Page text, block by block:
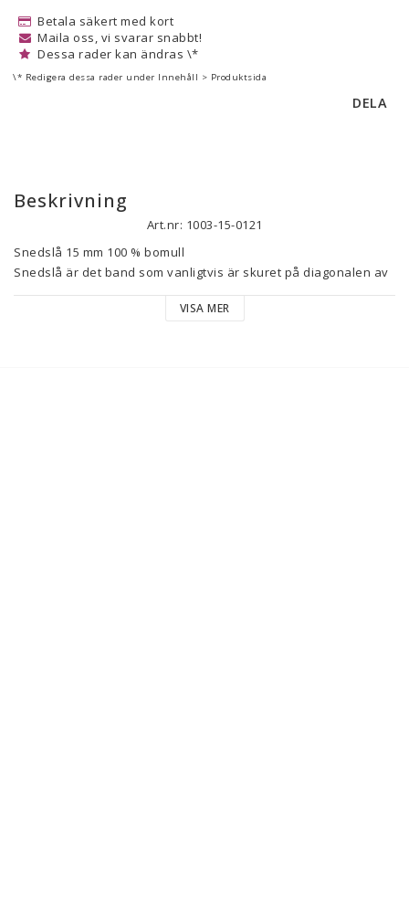
Betala säkert med kort
Maila oss, vi svarar snabbt!
Dessa rader kan ändras \*
\* Redigera dessa rader under Innehåll > Produktsida
DELA
Beskrivning
Art.nr: 1003-15-0121
Snedslå 15 mm 100 % bomull
Snedslå är det band som vanligtvis är skuret på diagonalen av
ett tyg, vilket gör det töjbart och utmärkt att kanta med.
VISA MER